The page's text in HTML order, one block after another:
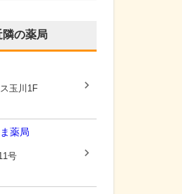
の薬局
玉川1F
薬局
号